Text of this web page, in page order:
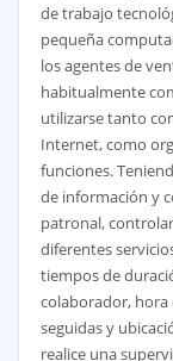
de trabajo
pequeña
los agentes de
habitualmente
utilizarse tanto
Internet, como
funciones.
de información y
patronal,
diferentes
tiempos de
colaborador, hora
seguidas y
realice una